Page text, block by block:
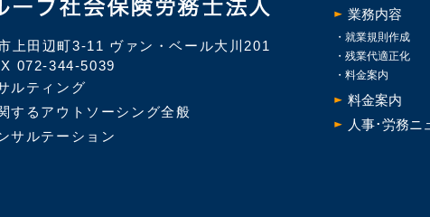
上田辺町3-11 ヴァン・ベール大川201
072-344-5039
ルティング
するアウトソーシング全般
サルテーション
業務内容
就業規則作成
残業代適正化
料金案内
料金案内
人事･労務ニ